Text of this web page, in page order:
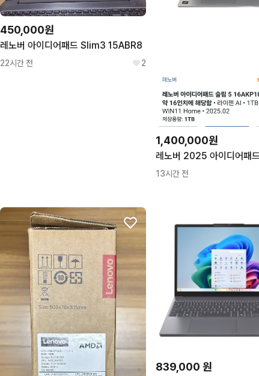
450,000원
레노버 아이디어패드 Slim3 15ABR8
22시간 전 2
1,400,000원
13시간 전
839,000 원